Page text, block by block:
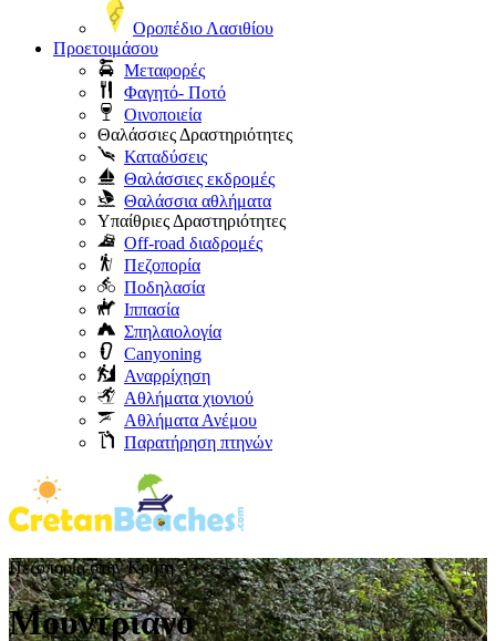
Οροπέδιο Λασιθίου
Προετοιμάσου
Μεταφορές
Φαγητό- Ποτό
Οινοποιεία
Θαλάσσιες Δραστηριότητες
Καταδύσεις
Θαλάσσιες εκδρομές
Θαλάσσια αθλήματα
Υπαίθριες Δραστηριότητες
Off-road διαδρομές
Πεζοπορία
Ποδηλασία
Ιππασία
Σπηλαιολογία
Canyoning
Αναρρίχηση
Αθλήματα χιονιού
Αθλήματα Ανέμου
Παρατήρηση πτηνών
Πεζοπορία στην Κρήτη
Μουντριανό